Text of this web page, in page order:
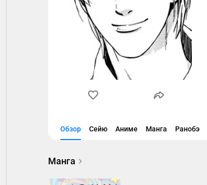
Обзор Сейю Аниме Манга Ранобэ
Манга